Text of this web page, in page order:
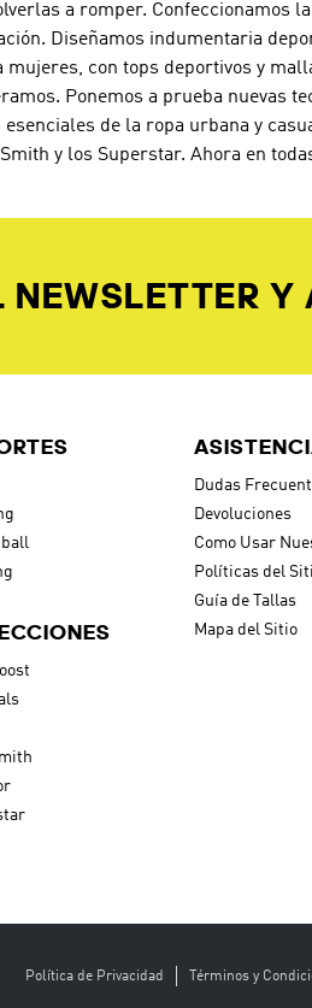
a romper.
Diseñamos indumentaria
con tops deportivos y
Ponemos a prueba nuevas
de la ropa urbana y
y los Superstar. Ahora en
Y
Dudas
Devoluciones
Como Usar
Políticas del
Guía de Tallas
Mapa del Sitio
Política de Privacidad Términos y